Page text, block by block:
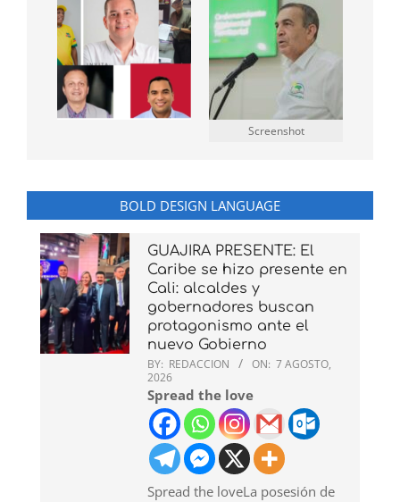
Screenshot
BOLD DESIGN LANGUAGE
GUAJIRA PRESENTE: El
Caribe se hizo presente en
Cali: alcaldes y
gobernadores buscan
protagonismo ante el
nuevo Gobierno
BY: REDACCION ON: 7 AGOSTO,
2026
Spread the love
Spread the loveLa posesión de